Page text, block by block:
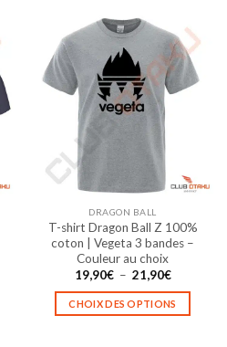
DRAGON BALL
T-shirt Dragon Ball Z 100%
coton | Vegeta 3 bandes –
Couleur au choix
19,90€ – 21,90€Plage
prix :
19,90€
CHOIX DES OPTIONS